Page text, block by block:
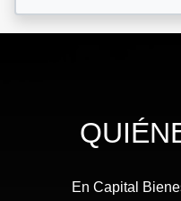
En Capital